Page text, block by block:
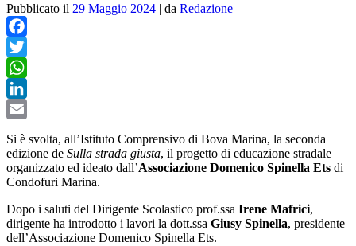
Pubblicato il 29 Maggio 2024 | da Redazione
Facebook
Twitter
WhatsApp
LinkedIn
Si è svolta, all’Istituto Comprensivo di Bova Marina, la seconda
edizione de Sulla strada giusta, il progetto di educazione stradale
organizzato ed ideato dall’Associazione Domenico Spinella Ets di
Condofuri Marina.
Dopo i saluti del Dirigente Scolastico prof.ssa Irene Mafrici,
dirigente ha introdotto i lavori la dott.ssa Giusy Spinella, presidente
dell’Associazione Domenico Spinella Ets.